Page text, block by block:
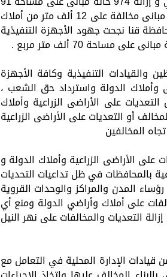
ألف متر مربع ، وفى الجيزة نجحت جهود المحافظة في إزالة 250 حالة مبانى مخالفة على 12 ألف متر من أملاك
زراعية بإجمالى 78 حالة ، وفى محافظة قنا نجحت جهود الأجهزة التنفيذية
والقيادات التنفيذية وكافة الأجهزة
وأملاك الدولة واسترداد حق الشعب ،
على الأراضى الزراعية وأملاك
أو التعديات على الأراضى الزراعية
المخالفين
الأراضى الزراعية وأملاك الدولة و
بالمحافظات في ظل تداعيات التحديات
المدن والمراكز والوحدات القروية
على أملاك وأراضي الدولة ومنع أي
على الأراضى الزراعية و تحقيق المستهدف من الموجة الـ20 و إزالة التعديات والمخالفات على نهر النيل
الإدارة المحلية في التعامل مع